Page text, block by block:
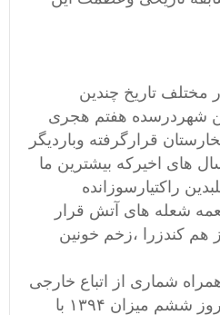
مختلف تاریخ چندین
شهردرسده هفتم هجری
قرارگرفته وباردیگر
های اخیرکه بیشترین ما
راکتیارسوزانده
شعله های آتش قرار
هم کندزرا ،زخم خونین
شماری از اتباع خارجی
وحامیان داخلی شان در روز ششم میزان ۱۳۹۴ با